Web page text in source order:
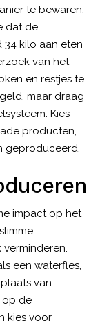
te bewaren,
dat de
kilo aan eten
van het
en restjes te
maar draag
Kies
producten,
geproduceerd.
impact op het
een waterfles,
van
op de
kies voor